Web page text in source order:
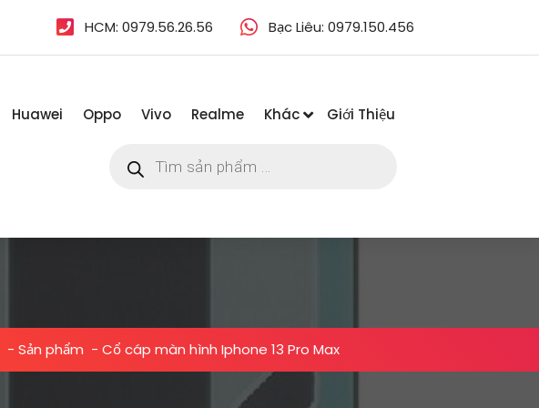
HCM: 0979.56.26.56 Bạc Liêu: 0979.150.456
Huawei Oppo Vivo Realme Khác
Giới Thiệu
kiếm
sản
- Sản phẩm - Cổ cáp màn hình Iphone 13 Pro Max